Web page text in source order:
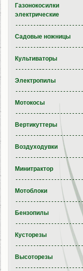
Газонокосилки
электрические
Садовые ножницы
Культиваторы
Электропилы
Мотокосы
Вертикуттеры
Воздуходувки
Минитрактор
Мотоблоки
Бензопилы
Кусторезы
Высоторезы